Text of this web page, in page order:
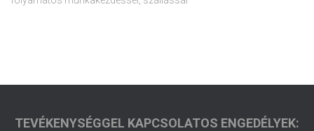
TEVÉKENYSÉGGEL KAPCSOLATOS ENGEDÉLYEK: